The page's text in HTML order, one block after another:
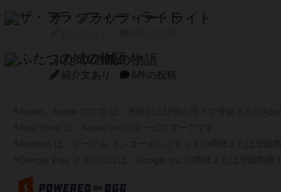
ザ・フラッフィー・ライト
ふたつの城の物語
紹介文あり 6件の投稿